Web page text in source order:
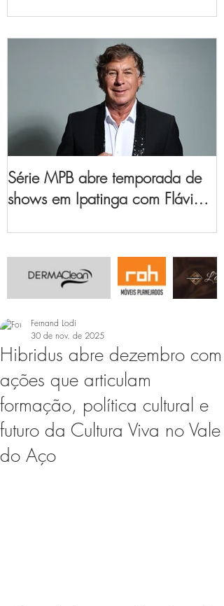
Série MPB abre temporada de
shows em Ipatinga com Flávio
Hibridus abre dezembro com
ações que articulam
formação, política cultural e
futuro da Cultura Viva no Vale
do Aço
Fernand Lodi
30 de nov. de 2025